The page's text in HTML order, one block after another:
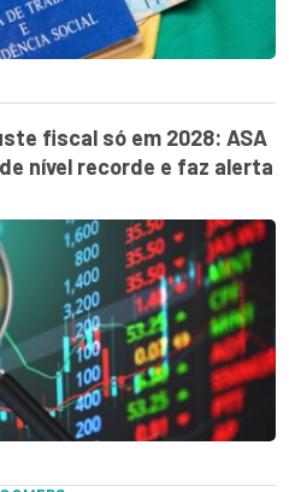
fiscal só em 2028: ASA
nível recorde e faz alerta